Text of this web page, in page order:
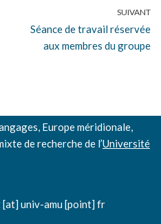
SUIVANT
Séance de travail réservée
aux membres du groupe
Europe méridionale,
de recherche de l’Université
univ-amu [point] fr